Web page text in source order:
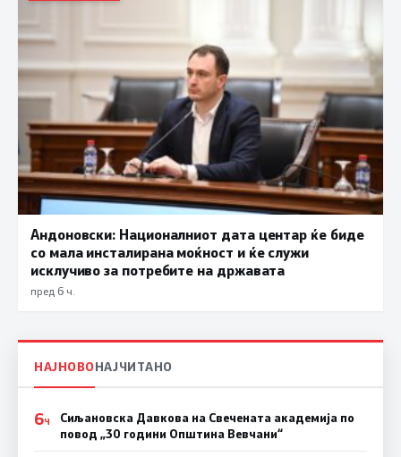
Андоновски: Националниот дата центар ќе биде
со мала инсталирана моќност и ќе служи
исклучиво за потребите на државата
пред 6 ч.
НАЈНОВОНАЈЧИТАНО
6Ч
Сиљановска Давкова на Свечената академија по
повод „30 години Општина Вевчани“